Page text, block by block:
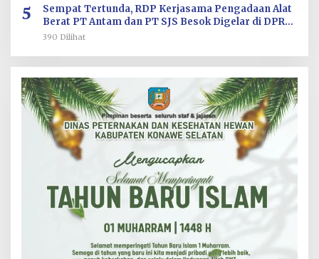
5
Sempat Tertunda, RDP Kerjasama Pengadaan Alat
Berat PT Antam dan PT SJS Besok Digelar di DPRD
Sultra
390 Dilihat